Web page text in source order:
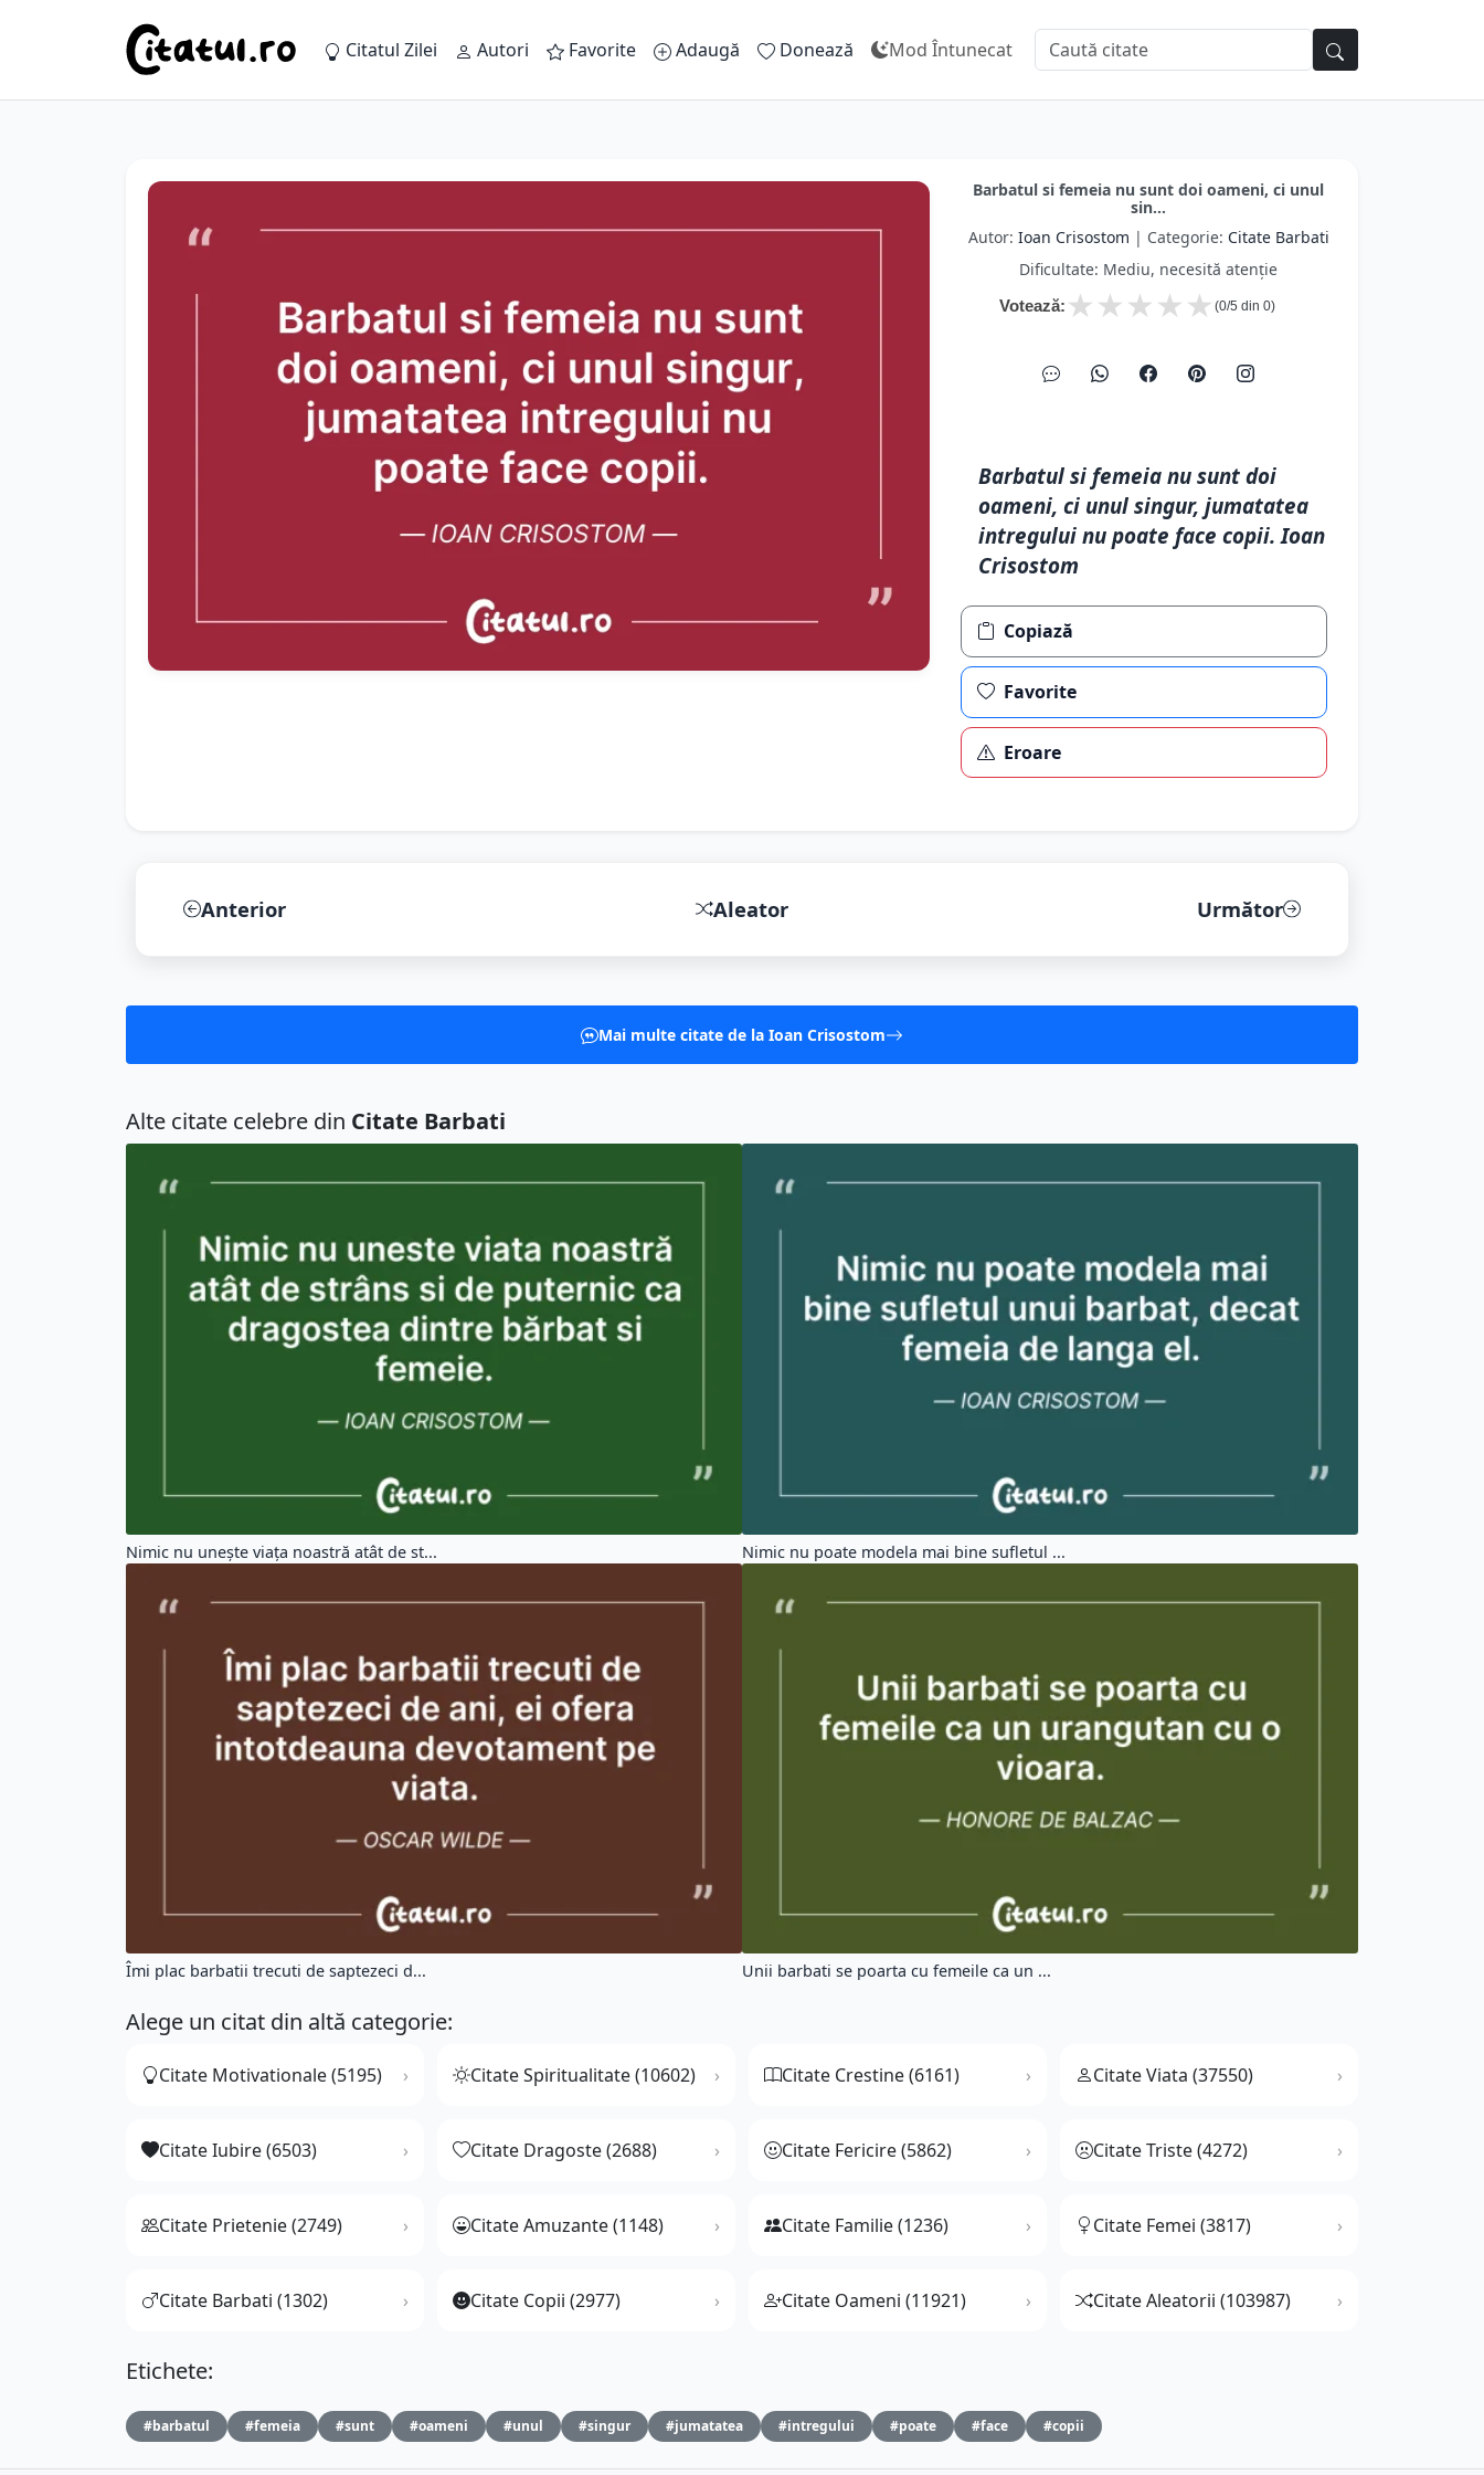
Citatul Zilei Autori Favorite Adaugă Donează Mod Întunecat
Barbatul si femeia nu sunt doi oameni, ci unul
sin...
Autor: Ioan Crisostom | Categorie: Citate Barbati
Dificultate: Mediu, necesită atenție
Votează: ★
★
★
★
★ (0/5 din 0)
Barbatul si femeia nu sunt doi
oameni, ci unul singur, jumatatea
intregului nu poate face copii. Ioan
Crisostom
Copiază
Favorite
Eroare
Anterior Aleator Următor
Mai multe citate de la Ioan Crisostom
Alte citate celebre din Citate Barbati
Nimic nu unește viața noastră atât de st... Nimic nu poate modela mai bine sufletul ...
Îmi plac barbatii trecuti de saptezeci d... Unii barbati se poarta cu femeile ca un ...
Alege un citat din altă categorie:
Citate Motivationale (5195) Citate Spiritualitate (10602) Citate Crestine (6161) Citate Viata (37550)
Citate Iubire (6503) Citate Dragoste (2688) Citate Fericire (5862) Citate Triste (4272)
Citate Prietenie (2749) Citate Amuzante (1148) Citate Familie (1236) Citate Femei (3817)
Citate Barbati (1302) Citate Copii (2977) Citate Oameni (11921) Citate Aleatorii (103987)
Etichete:
#barbatul #femeia #sunt #oameni #unul #singur #jumatatea #intregului #poate #face #copii